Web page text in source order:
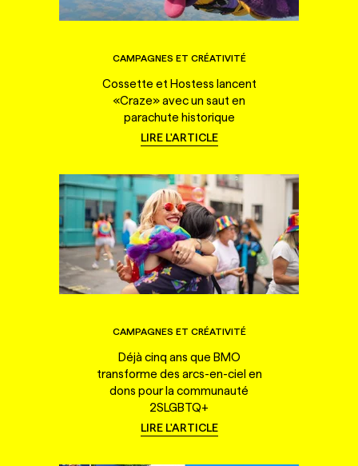
CAMPAGNES ET CRÉATIVITÉ
Cossette et Hostess lancent
«Craze» avec un saut en
parachute historique
LIRE L'ARTICLE
CAMPAGNES ET CRÉATIVITÉ
Déjà cinq ans que BMO
transforme des arcs-en-ciel en
dons pour la communauté
2SLGBTQ+
LIRE L'ARTICLE